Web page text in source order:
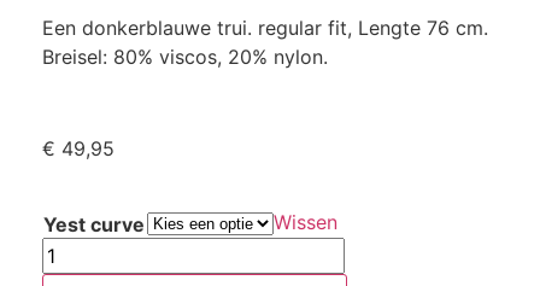
Een donkerblauwe trui. regular fit, Lengte 76 cm.
Breisel: 80% viscos, 20% nylon.
€ 49,95
Yest curve Wissen